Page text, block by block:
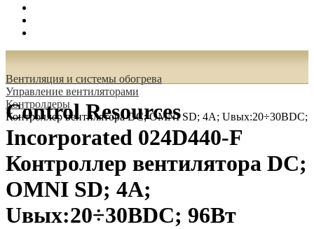
Вентиляция и системы обогрева
Управление вентиляторами
Контроллеры
Контроллер вентилятора DC; OMNI SD; 4А; Uвых:20÷30ВDC;
Control Resources
Incorporated 024D440-F
Контроллер вентилятора DC;
OMNI SD; 4А;
Uвых:20÷30ВDC; 96Вт